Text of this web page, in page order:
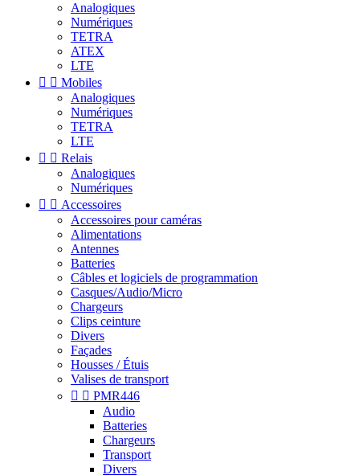
Analogiques
Numériques
TETRA
ATEX
LTE
  Mobiles
Analogiques
Numériques
TETRA
LTE
  Relais
Analogiques
Numériques
  Accessoires
Accessoires pour caméras
Alimentations
Antennes
Batteries
Câbles et logiciels de programmation
Casques/Audio/Micro
Chargeurs
Clips ceinture
Divers
Façades
Housses / Étuis
Valises de transport
  PMR446
Audio
Batteries
Chargeurs
Transport
Divers